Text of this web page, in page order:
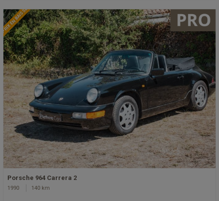
PRIX EN BAISSE
Porsche 964 Carrera 2
1990 140 km